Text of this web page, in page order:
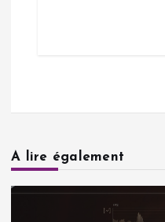
A lire également